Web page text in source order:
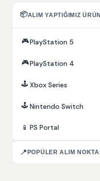
📦ALIM YAPTIĞIMIZ
🎮PlayStation 5
🎮PlayStation 4
🕹️ Xbox Series
🕹️ Nintendo Switch
📱 PS Portal
📍 POPÜLER ALIM